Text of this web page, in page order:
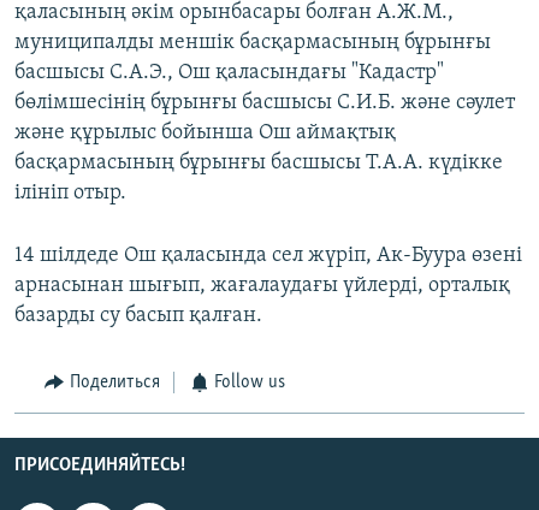
қаласының әкім орынбасары болған А.Ж.М.,
муниципалды меншік басқармасының бұрынғы
басшысы С.А.Э., Ош қаласындағы "Кадастр"
бөлімшесінің бұрынғы басшысы С.И.Б. және сәулет
және құрылыс бойынша Ош аймақтық
басқармасының бұрынғы басшысы Т.А.А. күдікке
ілініп отыр.
14 шілдеде Ош қаласында сел жүріп, Ак-Буура өзені
арнасынан шығып, жағалаудағы үйлерді, орталық
базарды су басып қалған.
Поделиться Follow us
ПРИСОЕДИНЯЙТЕСЬ!